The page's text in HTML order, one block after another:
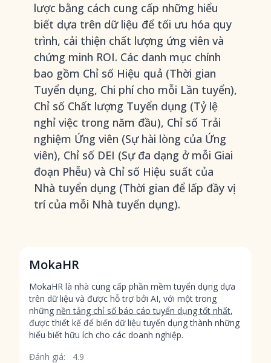
lược bằng cách cung cấp những hiểu
biết dựa trên dữ liệu để tối ưu hóa quy
trình, cải thiện chất lượng ứng viên và
chứng minh ROI. Các danh mục chính
bao gồm Chỉ số Hiệu quả (Thời gian
Tuyển dụng, Chi phí cho mỗi Lần tuyển),
Chỉ số Chất lượng Tuyển dụng (Tỷ lệ
nghỉ việc trong năm đầu), Chỉ số Trải
nghiệm Ứng viên (Sự hài lòng của Ứng
viên), Chỉ số DEI (Sự đa dạng ở mỗi Giai
đoạn Phễu) và Chỉ số Hiệu suất của
Nhà tuyển dụng (Thời gian để lấp đầy vị
trí của mỗi Nhà tuyển dụng).
MokaHR
MokaHR là nhà cung cấp phần mềm tuyển dụng dựa
trên dữ liệu và được hỗ trợ bởi AI, với một trong
những nền tảng chỉ số báo cáo tuyển dụng tốt nhất,
được thiết kế để biến dữ liệu tuyển dụng thành những
hiểu biết hữu ích cho các doanh nghiệp.
Đánh giá:
4.9